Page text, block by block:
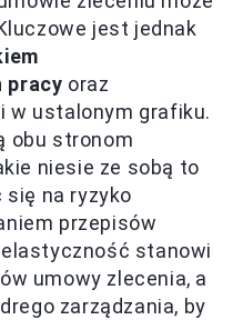
jest jednak
pracy oraz
w ustalonym grafiku.
obu stronom
niesie ze sobą to
się na ryzyko
przepisów
stanowi
umowy zlecenia, a
zarządzania, by